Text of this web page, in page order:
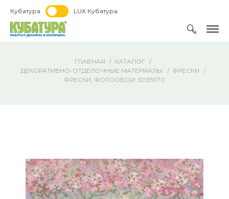
Кубатура LUX Кубатура
ГЛАВНАЯ
КАТАЛОГ
ДЕКОРАТИВНО-ОТДЕЛОЧНЫЕ МАТЕРИАЛЫ
ФРЕСКИ
ФРЕСКИ, ФОТООБОИ: ID135970